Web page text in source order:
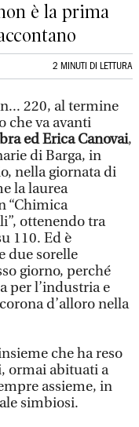
è la prima
2 MINUTI DI LETTURA
220, al termine
che va avanti
ed Erica Canovai,
di Barga, in
nella giornata di
la laurea
“Chimica
ottenendo tra
110. Ed è
due sorelle
giorno, perché
per l’industria e
d’alloro nella
che ha reso
ormai abituati a
assieme, in
simbiosi.